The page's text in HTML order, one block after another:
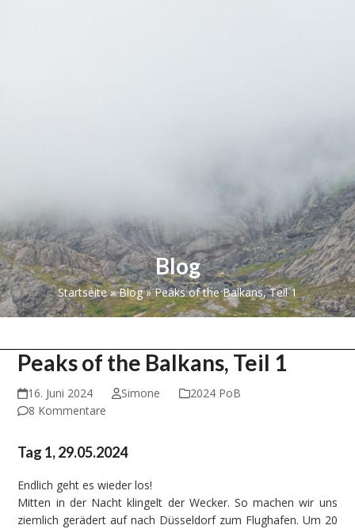
Blog
Startseite»Blog»Peaks of the Balkans, Teil 1
Peaks of the Balkans, Teil 1
16. Juni 2024 Simone
2024 PoB
8 Kommentare
Tag 1, 29.05.2024
Endlich geht es wieder los!
Mitten in der Nacht klingelt der Wecker. So machen wir uns
ziemlich gerädert auf nach Düsseldorf zum Flughafen. Um 20